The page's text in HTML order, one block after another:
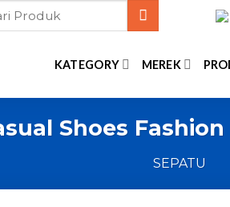
KATEGORY MEREK
Shoes
SEPATU